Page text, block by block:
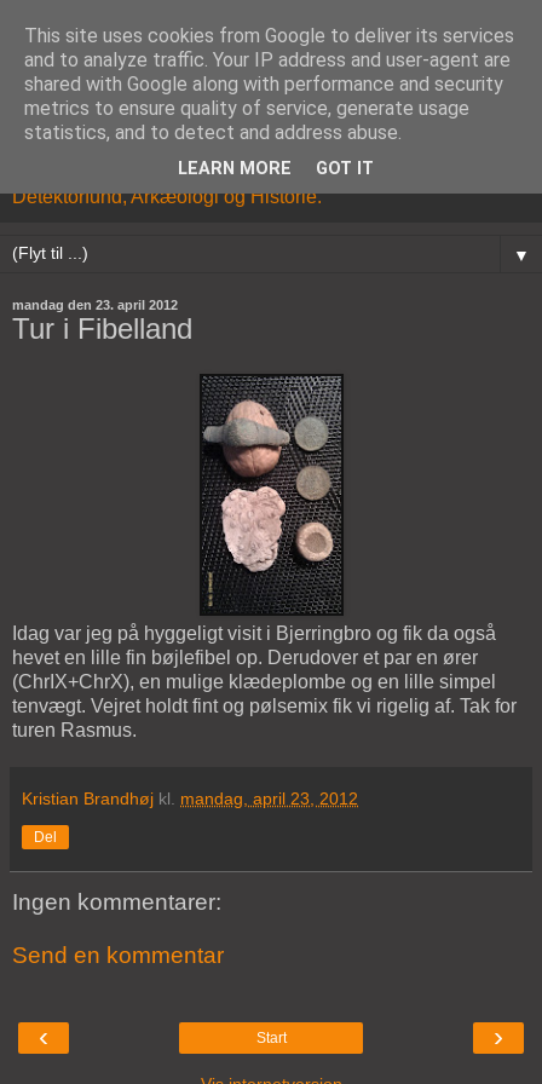
Kristian Brandhøj's Blog om Metaldetektor hobbyen,
Detektorfund, Arkæologi og Historie.
▼
mandag den 23. april 2012
Tur i Fibelland
Idag var jeg på hyggeligt visit i Bjerringbro og fik da også
hevet en lille fin bøjlefibel op. Derudover et par en ører
(ChrIX+ChrX), en mulige klædeplombe og en lille simpel
tenvægt. Vejret holdt fint og pølsemix fik vi rigelig af. Tak for
turen Rasmus.
Kristian Brandhøj kl. mandag, april 23, 2012
Del
Ingen kommentarer:
Send en kommentar
‹ ›
Start
This site uses cookies from Google to deliver its services
and to analyze traffic. Your IP address and user-agent are
shared with Google along with performance and security
metrics to ensure quality of service, generate usage
statistics, and to detect and address abuse.
LEARN MORE GOT IT